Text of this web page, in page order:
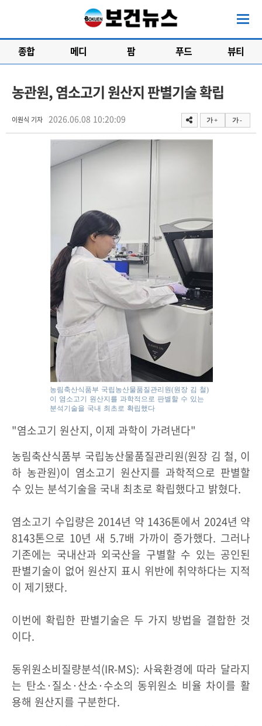
종합 메디 팜 푸드 뷰티
농관원, 염소고기 원산지 판별기술 확립
이원식 기자 2026.06.08 10:20:09 가 + 가 -
농림축산식품부 국립농산물품질관리원(원장 김 철)
이 염소고기 원산지를 과학적으로 판별할 수 있는
분석기술을 국내 최초로 확립했다
"염소고기 원산지, 이제 과학이 가려낸다"
농림축산식품부 국립농산물품질관리원(원장 김 철, 이
하 농관원)이 염소고기 원산지를 과학적으로 판별할
수 있는 분석기술을 국내 최초로 확립했다고 밝혔다.
염소고기 수입량은 2014년 약 1436톤에서 2024년 약
8143톤으로 10년 새 5.7배 가까이 증가했다. 그러나
기존에는 국내산과 외국산을 구별할 수 있는 공인된
판별기술이 없어 원산지 표시 위반에 취약하다는 지적
이 제기됐다.
이번에 확립한 판별기술은 두 가지 방법을 결합한 것
이다.
동위원소비질량분석(IR-MS): 사육환경에 따라 달라지
는 탄소·질소·산소·수소의 동위원소 비율 차이를 활
용해 원산지를 구분한다.